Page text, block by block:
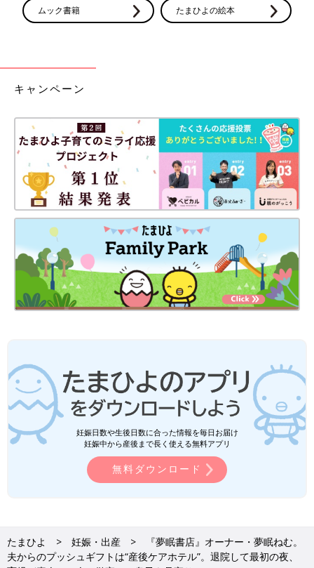
ムック書籍 たまひよの絵本
キャンペーン
妊娠日数や生後日数に合った情報を毎日お届け
妊娠中から産後まで長く使える無料アプリ
無料ダウンロード
たまひよ 妊娠・出産
『夢眠書店』オーナー・夢眠ねむ。
夫からのプッシュギフトは“産後ケアホテル”。退院して最初の夜、